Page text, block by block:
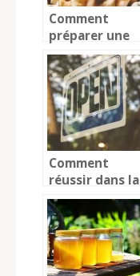
Comment
préparer une
tarte aux
pommes ?
Comment
réussir dans la
restauration ?